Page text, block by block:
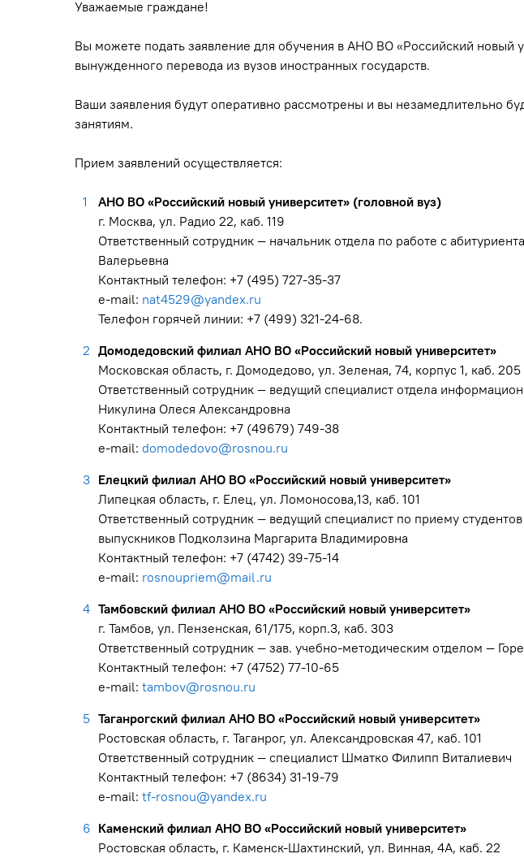
Уважаемые граждане!
Вы можете подать заявление для обучения в АНО ВО «Российский новый
вынужденного перевода из вузов иностранных государств.
Ваши заявления будут оперативно рассмотрены и вы незамедлительно
занятиям.
Прием заявлений осуществляется:
АНО ВО «Российский новый университет» (головной вуз)
г. Москва, ул. Радио 22, каб. 119
Ответственный сотрудник — начальник отдела по работе с
Валерьевна
Контактный телефон: +7 (495) 727-35-37
е-mail: nat4529@yandex.ru
Телефон горячей линии: +7 (499) 321-24-68.
Домодедовский филиал АНО ВО «Российский новый университет»
Московская область, г. Домодедово, ул. Зеленая, 74, корпус 1, каб. 205
Ответственный сотрудник — ведущий специалист отдела
Никулина Олеся Александровна
Контактный телефон: +7 (49679) 749-38
е-mail: domodedovo@rosnou.ru
Елецкий филиал АНО ВО «Российский новый университет»
Липецкая область, г. Елец, ул. Ломоносова,13, каб. 101
Ответственный сотрудник — ведущий специалист по приему студентов
выпускников Подколзина Маргарита Владимировна
Контактный телефон: +7 (4742) 39-75-14
е-mail: rosnoupriem@mail.ru
Тамбовский филиал АНО ВО «Российский новый университет»
г. Тамбов, ул. Пензенская, 61/175, корп.3, каб. 303
Ответственный сотрудник — зав. учебно-методическим отделом —
Контактный телефон: +7 (4752) 77-10-65
е-mail: tambov@rosnou.ru
Таганрогский филиал АНО ВО «Российский новый университет»
Ростовская область, г. Таганрог, ул. Александровская 47, каб. 101
Ответственный сотрудник — специалист Шматко Филипп Виталиевич
Контактный телефон: +7 (8634) 31-19-79
е-mail: tf-rosnou@yandex.ru
Каменский филиал АНО ВО «Российский новый университет»
Ростовская область, г. Каменск-Шахтинский, ул. Винная, 4А, каб. 22